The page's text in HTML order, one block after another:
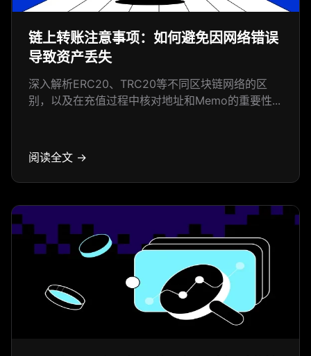
链上转账注意事项：如何避免因网络错误
导致资产丢失
深入解析ERC20、TRC20等不同区块链网络的区
别，以及在充值过程中核对地址和Memo的重要性...
阅读全文 →